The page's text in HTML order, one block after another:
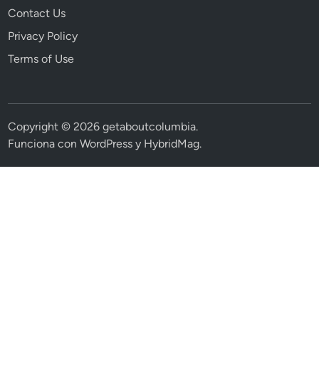
Contact Us
Privacy Policy
Terms of Use
Copyright © 2026getaboutcolumbia.
Funciona conWordPress y HybridMag.